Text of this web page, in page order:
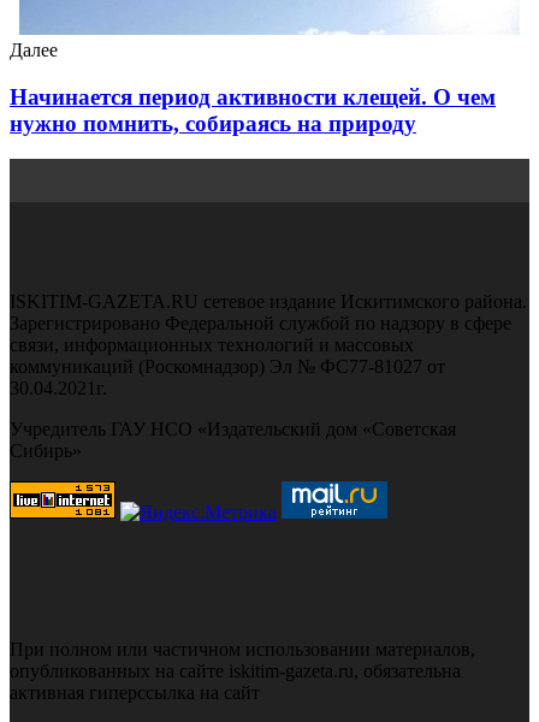
Далее
Начинается период активности клещей. О чем
нужно помнить, собираясь на природу
ISKITIM-GAZETA.RU сетевое издание Искитимского района.
Зарегистрировано Федеральной службой по надзору в сфере
связи, информационных технологий и массовых
коммуникаций (Роскомнадзор) Эл № ФС77-81027 от
30.04.2021г.
Учредитель ГАУ НСО «Издательский дом «Советская
Сибирь»
При полном или частичном использовании материалов,
опубликованных на сайте iskitim-gazeta.ru, обязательна
активная гиперссылка на сайт